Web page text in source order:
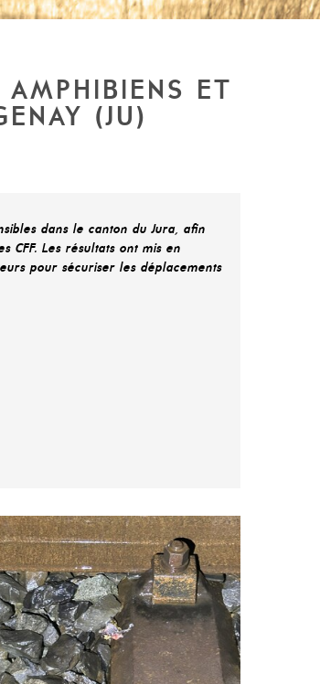
ET
(JU)
dans le canton du Jura, afin
CFF. Les résultats ont mis en
pour sécuriser les déplacements